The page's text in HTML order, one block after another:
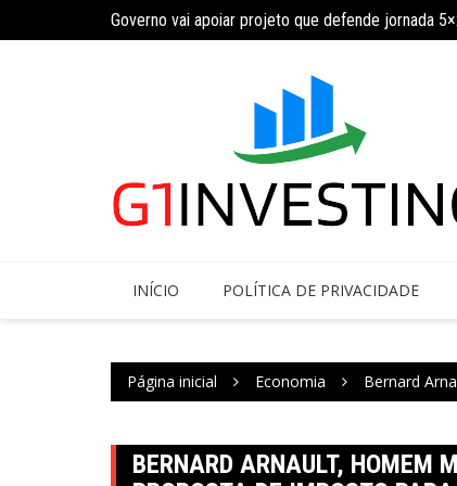
Governo vai apoiar projeto que defende jornada
INÍCIO POLÍTICA DE PRIVACIDADE
Página inicial Economia Bernard
BERNARD ARNAULT, HOMEM